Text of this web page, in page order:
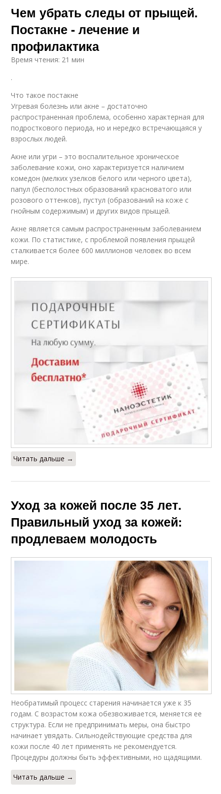
Чем убрать следы от прыщей.
Постакне - лечение и
профилактика
Время чтения: 21 мин
.
Что такое постакне
Угревая болезнь или акне – достаточно
распространенная проблема, особенно характерная для
подросткового периода, но и нередко встречающаяся у
взрослых людей.
Акне или угри – это воспалительное хроническое
заболевание кожи, оно характеризуется наличием
комедон (мелких узелков белого или черного цвета),
папул (бесполостных образований красноватого или
розового оттенков), пустул (образований на коже с
гнойным содержимым) и других видов прыщей.
Акне является самым распространенным заболеванием
кожи. По статистике, с проблемой появления прыщей
сталкивается более 600 миллионов человек во всем
мире.
Читать дальше →
Уход за кожей после 35 лет.
Правильный уход за кожей:
продлеваем молодость
Необратимый процесс старения начинается уже к 35
годам. С возрастом кожа обезвоживается, меняется ее
структура. Если не предпринимать меры, она быстро
начинает увядать. Сильнодействующие средства для
кожи после 40 лет применять не рекомендуется.
Процедуры должны быть эффективными, но щадящими.
Читать дальше →